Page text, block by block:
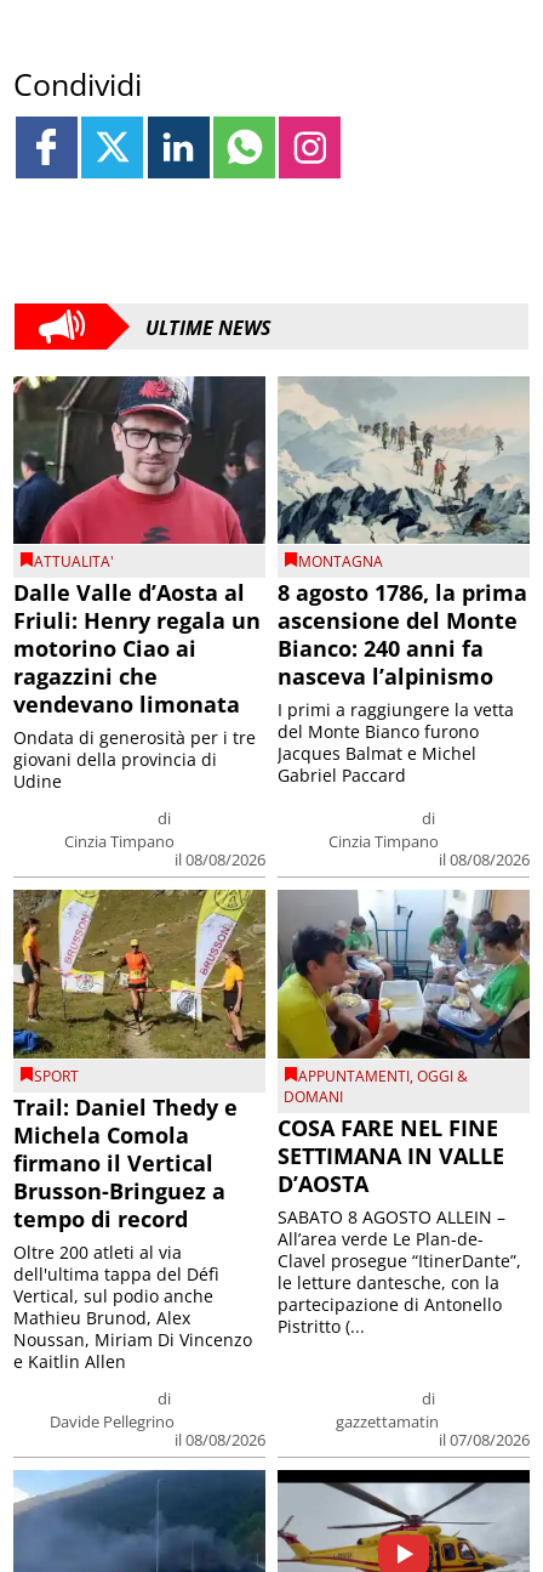
Condividi
ULTIME NEWS
ATTUALITA'
Dalle Valle d’Aosta al
Friuli: Henry regala un
motorino Ciao ai
ragazzini che
vendevano limonata
di
Cinzia Timpano
il 08/08/2026
Ondata di generosità per i tre
giovani della provincia di
Udine
MONTAGNA
8 agosto 1786, la prima
ascensione del Monte
Bianco: 240 anni fa
nasceva l’alpinismo
di
Cinzia Timpano
il 08/08/2026
I primi a raggiungere la vetta
del Monte Bianco furono
Jacques Balmat e Michel
Gabriel Paccard
SPORT
Trail: Daniel Thedy e
Michela Comola
firmano il Vertical
Brusson-Bringuez a
tempo di record
di
Davide Pellegrino
il 08/08/2026
Oltre 200 atleti al via
dell'ultima tappa del Défì
Vertical, sul podio anche
Mathieu Brunod, Alex
Noussan, Miriam Di Vincenzo
e Kaitlin Allen
APPUNTAMENTI,OGGI &
DOMANI
COSA FARE NEL FINE
SETTIMANA IN VALLE
D’AOSTA
di
gazzettamatin
il 07/08/2026
SABATO 8 AGOSTO ALLEIN –
All’area verde Le Plan-de-
Clavel prosegue “ItinerDante”,
le letture dantesche, con la
partecipazione di Antonello
Pistritto (...